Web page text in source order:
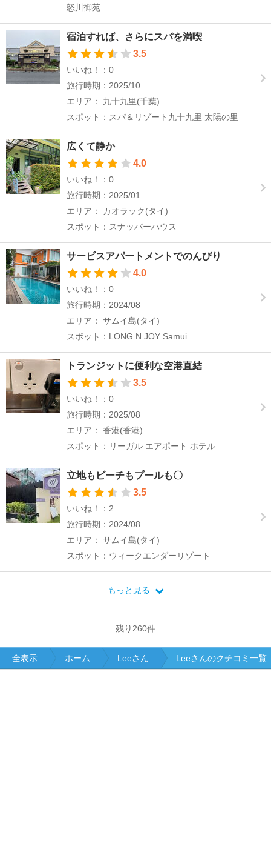
怒川御苑
宿泊すれば、さらにスパを満喫
3.5
いいね！：0
旅行時期：2025/10
エリア： 九十九里(千葉)
スポット：スパ＆リゾート九十九里 太陽の里
広くて静か
4.0
いいね！：0
旅行時期：2025/01
エリア： カオラック(タイ)
スポット：スナッパーハウス
サービスアパートメントでのんびり
4.0
いいね！：0
旅行時期：2024/08
エリア： サムイ島(タイ)
スポット：LONG N JOY Samui
トランジットに便利な空港直結
3.5
いいね！：0
旅行時期：2025/08
エリア： 香港(香港)
スポット：リーガル エアポート ホテル
立地もビーチもプールも〇
3.5
いいね！：2
旅行時期：2024/08
エリア： サムイ島(タイ)
スポット：ウィークエンダーリゾート
もっと見る
残り260件
全表示 ホーム Leeさん Leeさんのクチコミ一覧